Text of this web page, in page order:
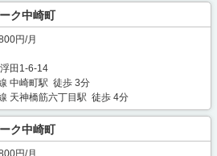
ク中崎町
円/月
田1-6-14
中崎町駅 徒歩 3分
天神橋筋六丁目駅 徒歩 4分
ク中崎町
円/月